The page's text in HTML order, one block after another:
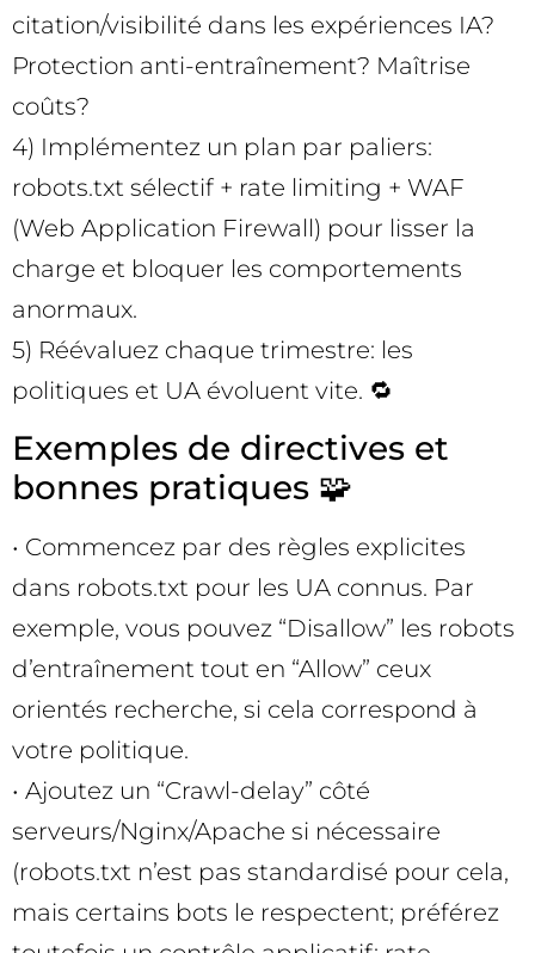
citation/visibilité dans les expériences IA?
Protection anti-entraînement? Maîtrise
coûts?
4) Implémentez un plan par paliers:
robots.txt sélectif + rate limiting + WAF
(Web Application Firewall) pour lisser la
charge et bloquer les comportements
anormaux.
5) Réévaluez chaque trimestre: les
politiques et UA évoluent vite. 🔁
Exemples de directives et
bonnes pratiques 🧩
• Commencez par des règles explicites
dans robots.txt pour les UA connus. Par
exemple, vous pouvez “Disallow” les robots
d’entraînement tout en “Allow” ceux
orientés recherche, si cela correspond à
votre politique.
• Ajoutez un “Crawl-delay” côté
serveurs/Nginx/Apache si nécessaire
(robots.txt n’est pas standardisé pour cela,
mais certains bots le respectent; préférez